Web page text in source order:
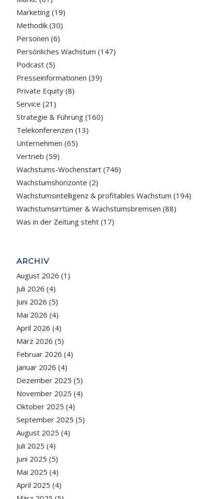
Marketing(19)
Methodik(30)
Personen (6)
Persönliches Wachstum (147)
Podcast(5)
Presseinformationen (39)
Private Equity(8)
Service (21)
Strategie & Führung(160)
Telekonferenzen (13)
Unternehmen (65)
Vertrieb (59)
Wachstums-Wochenstart(746)
Wachstumshorizonte (2)
Wachstumsintelligenz & profitables Wachstum (194)
Wachstumsirrtümer & Wachstumsbremsen (88)
Was in der Zeitung steht(17)
ARCHIV
August 2026 (1)
Juli 2026 (4)
Juni 2026 (5)
Mai 2026 (4)
April 2026 (4)
März 2026 (5)
Februar 2026 (4)
Januar 2026 (4)
Dezember 2025 (5)
November 2025 (4)
Oktober 2025 (4)
September 2025 (5)
August 2025 (4)
Juli 2025 (4)
Juni 2025 (5)
Mai 2025 (4)
April 2025 (4)